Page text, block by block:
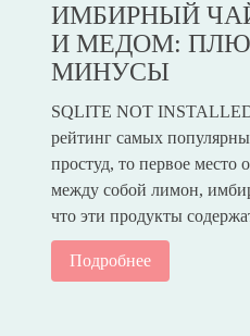
ИМБИРНЫЙ
И МЕДОМ:
МИНУСЫ
SQLITE NOT INSTALLED
рейтинг самых
простуд, то первое место
между собой лимон,
что эти продукты
Подробнее